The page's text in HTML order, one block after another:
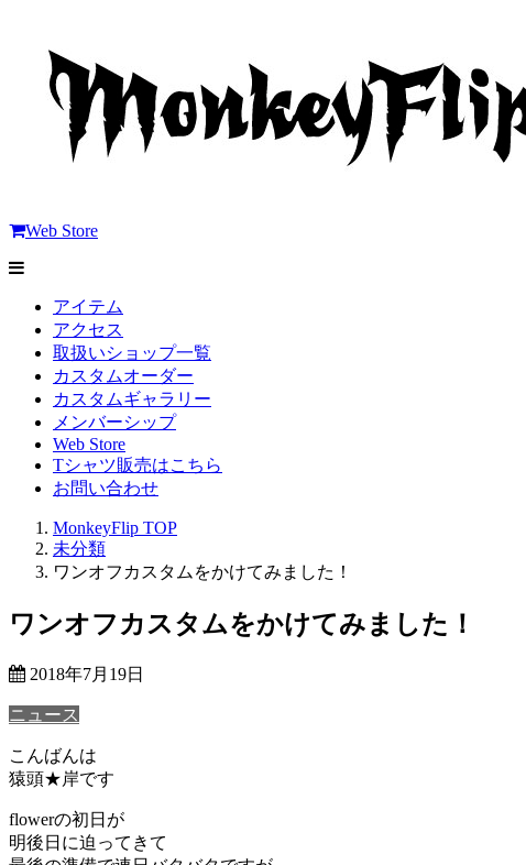
Web Store
アイテム
アクセス
取扱いショップ一覧
カスタムオーダー
カスタムギャラリー
メンバーシップ
Web Store
Tシャツ販売はこちら
お問い合わせ
MonkeyFlip TOP
未分類
ワンオフカスタムをかけてみました！
ワンオフカスタムをかけてみました！
2018年7月19日
ニュース
こんばんは
猿頭★岸です
flowerの初日が
明後日に迫ってきて